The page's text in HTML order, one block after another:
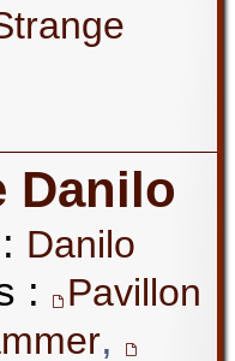
Danilo
Danilo
:
Pavillon
,